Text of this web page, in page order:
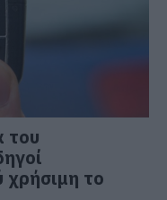
του
χρήσιμη το